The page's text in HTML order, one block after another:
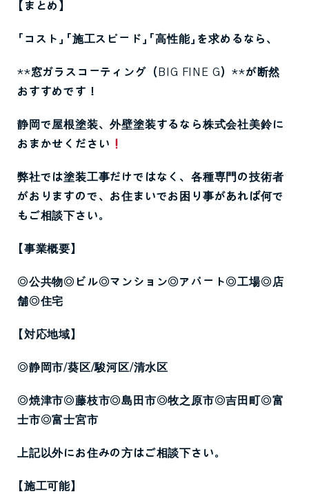
【まとめ】
「コスト」「施工スピード」「高性能」を求めるなら、
**窓ガラスコーティング（ BIG FINE G ）**が断然
おすすめです！
静岡で屋根塗装、外壁塗装するなら株式会社美鈴に
おまかせください
弊社では塗装工事だけではなく、各種専門の技術者
がおりますので、お住まいでお困り事があれば何で
もご相談下さい。
【事業概要】
◎公共物◎ビル◎マンション◎アパート◎工場◎店
舗◎住宅
【対応地域】
◎静岡市/葵区/駿河区/清水区
◎焼津市◎藤枝市◎島田市◎牧之原市◎吉田町◎富
士市◎富士宮市
上記以外にお住みの方はご相談下さい。
【施工可能】